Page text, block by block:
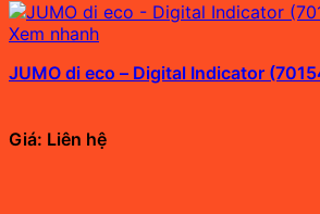
Xem nhanh
JUMO di eco – Digital Indicator
Giá: Liên hệ